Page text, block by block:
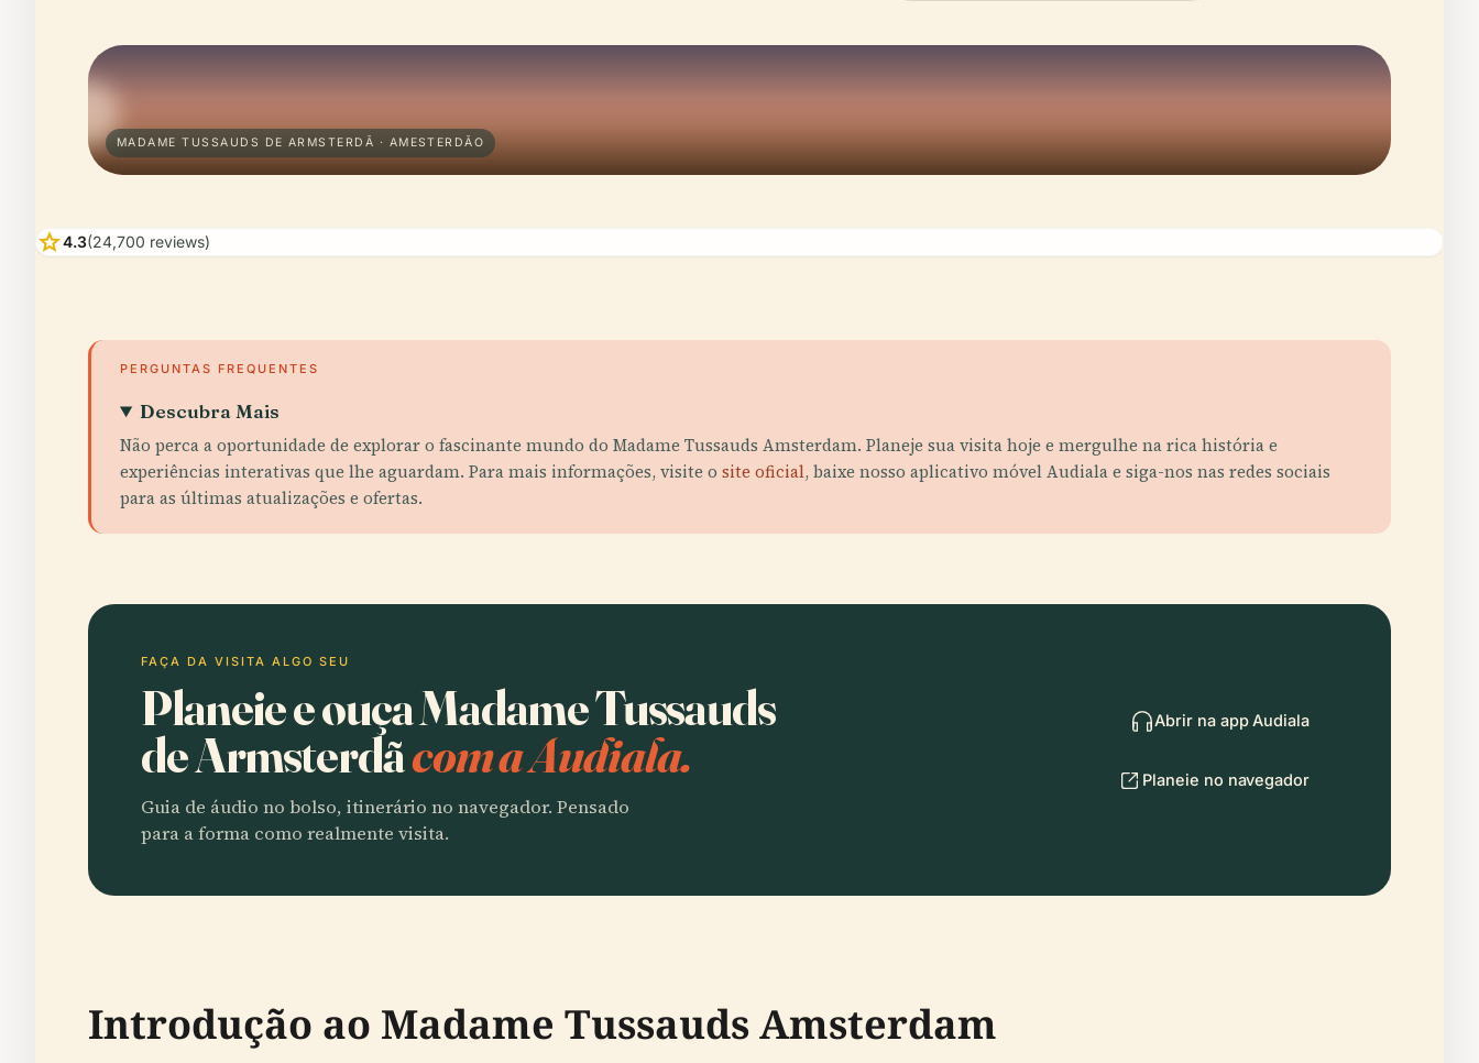
MADAME TUSSAUDS DE ARMSTERDÃ · AMESTERDÃO
star4.3(24,700 reviews)
PERGUNTAS FREQUENTES
Descubra Mais
Não perca a oportunidade de explorar o fascinante mundo do Madame Tussauds Amsterdam. Planeje sua visita hoje e mergulhe na rica história e
experiências interativas que lhe aguardam. Para mais informações, visite o site oficial, baixe nosso aplicativo móvel Audiala e siga-nos nas redes sociais
para as últimas atualizações e ofertas.
FAÇA DA VISITA ALGO SEU
Planeie e ouça Madame Tussauds
de Armsterdãcom a Audiala.
Guia de áudio no bolso, itinerário no navegador. Pensado
para a forma como realmente visita.
Abrir na app Audiala
Planeie no navegador
Introdução ao Madame Tussauds Amsterdam